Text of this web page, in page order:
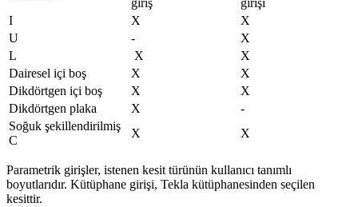
giriş
girişi
I
X
X
U
-
X
L
X
X
Dairesel içi boş
X
X
Dikdörtgen içi boş
X
X
Dikdörtgen plaka
X
-
Soğuk şekillendirilmiş
C
X X
Parametrik girişler, istenen kesit türünün kullanıcı tanımlı
boyutlarıdır. Kütüphane girişi, Tekla kütüphanesinden seçilen
kesittir.